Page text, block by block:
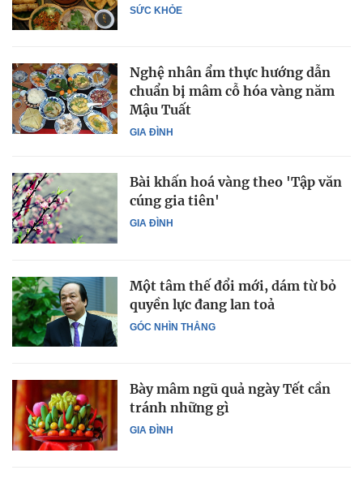
SỨC KHỎE
GIA ĐÌNH
Nghệ nhân ẩm thực hướng dẫn
chuẩn bị mâm cỗ hóa vàng năm
Mậu Tuất
GIA ĐÌNH
Bài khấn hoá vàng theo 'Tập văn
cúng gia tiên'
GÓC NHÌN THẲNG
Một tâm thế đổi mới, dám từ bỏ
quyền lực đang lan toả
GIA ĐÌNH
Bày mâm ngũ quả ngày Tết cần
tránh những gì